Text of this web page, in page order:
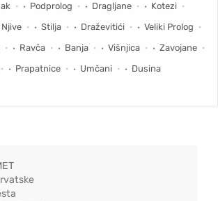
Podprolog Dragljane
Kotezi
Stilja Draževitići
Veliki Prolog
Ravča Banja Višnjica
Zavojane
Prapatnice Umčani Dusina